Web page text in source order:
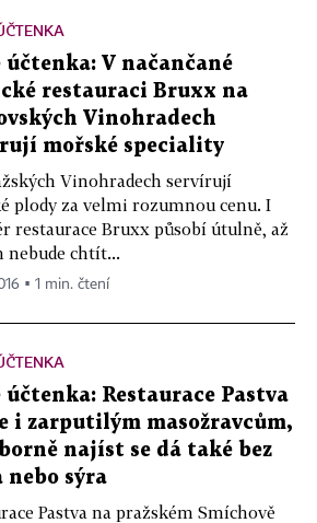
účtenka: V načančané
restauraci Bruxx na
Vinohradech
mořské speciality
Vinohradech servírují
plody za velmi rozumnou cenu. I
restaurace Bruxx působí útulně, až
nebude chtít...
▪ 1 min. čtení
účtenka: Restaurace Pastva
i zarputilým masožravcům,
najíst se dá také bez
nebo sýra
Pastva na pražském Smíchově